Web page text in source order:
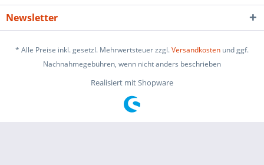
Newsletter
* Alle Preise inkl. gesetzl. Mehrwertsteuer zzgl.Versandkosten und ggf.
Nachnahmegebühren, wenn nicht anders beschrieben
Realisiert mit Shopware